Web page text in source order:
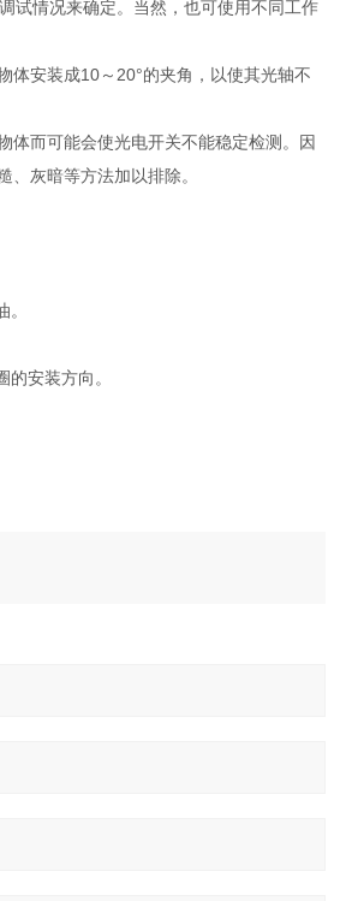
试情况来确定。当然，也可使用不同工作
体安装成10～20°的夹角，以使其光轴不
体而可能会使光电开关不能稳定检测。因
灰暗等方法加以排除。
安装方向。